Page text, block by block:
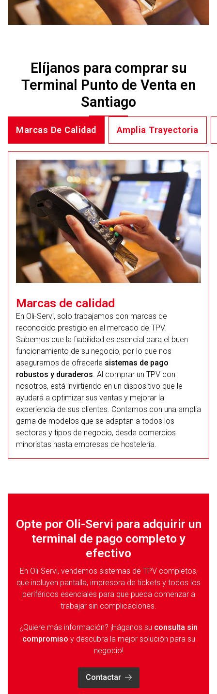
Elíjanos para comprar su
Terminal Punto de Venta en
Santiago
Marcas De Calidad Amplia Trayectoria
Marcas de calidad
En Oli-Servi, solo trabajamos con marcas de
reconocido prestigio en el mercado de TPV.
Sabemos que la fiabilidad es esencial para el buen
funcionamiento de su negocio, por lo que nos
aseguramos de ofrecerle sistemas de pago
robustos y duraderos. Al comprar un TPV con
nosotros, está invirtiendo en un dispositivo que le
ayudará a optimizar sus ventas y mejorar la
experiencia de sus clientes. Contamos con una amplia
gama de modelos que se adaptan a todos los
sectores y tipos de negocio, desde comercios
minoristas hasta empresas de hostelería.
Opte por Oli-Servi para adquirir un
terminal de pago completo y
efectivo
En Oli-Servi, vendemos sistemas de TPV completos,
que incluyen pantalla, impresora de tickets y todos los
periféricos esenciales para que pueda comenzar a
trabajar sin complicaciones.
¿Quiere más información? ¡Háganos su consulta sin
compromiso y descubra la mejor solución para su
negocio!
Contactar